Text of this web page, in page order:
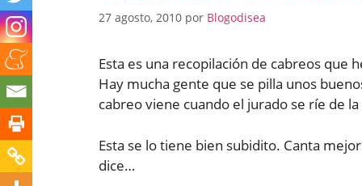
27 agosto, 2010 por Blogodisea
Esta es una recopilación de cabreos que
Hay mucha gente que se pilla unos
cabreo viene cuando el jurado se ríe de
Esta se lo tiene bien subidito. Canta
dice…